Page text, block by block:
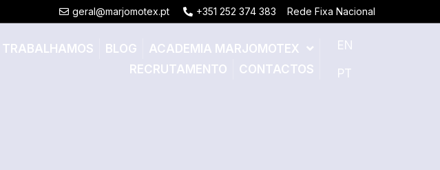
geral@marjomotex.pt +351 252 374 383 Rede Fixa Nacional
TRABALHAMOS BLOG
ACADEMIA MARJOMOTEX
RECRUTAMENTO
CONTACTOS
EN
PT